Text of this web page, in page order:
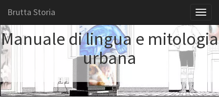
Brutta Storia
Manuale di lingua e mitologia
urbana